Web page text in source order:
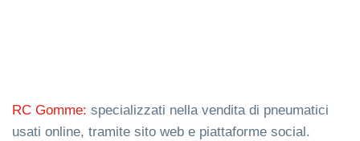
RC Gomme: specializzati nella vendita di pneumatici
usati online, tramite sito web e piattaforme social.